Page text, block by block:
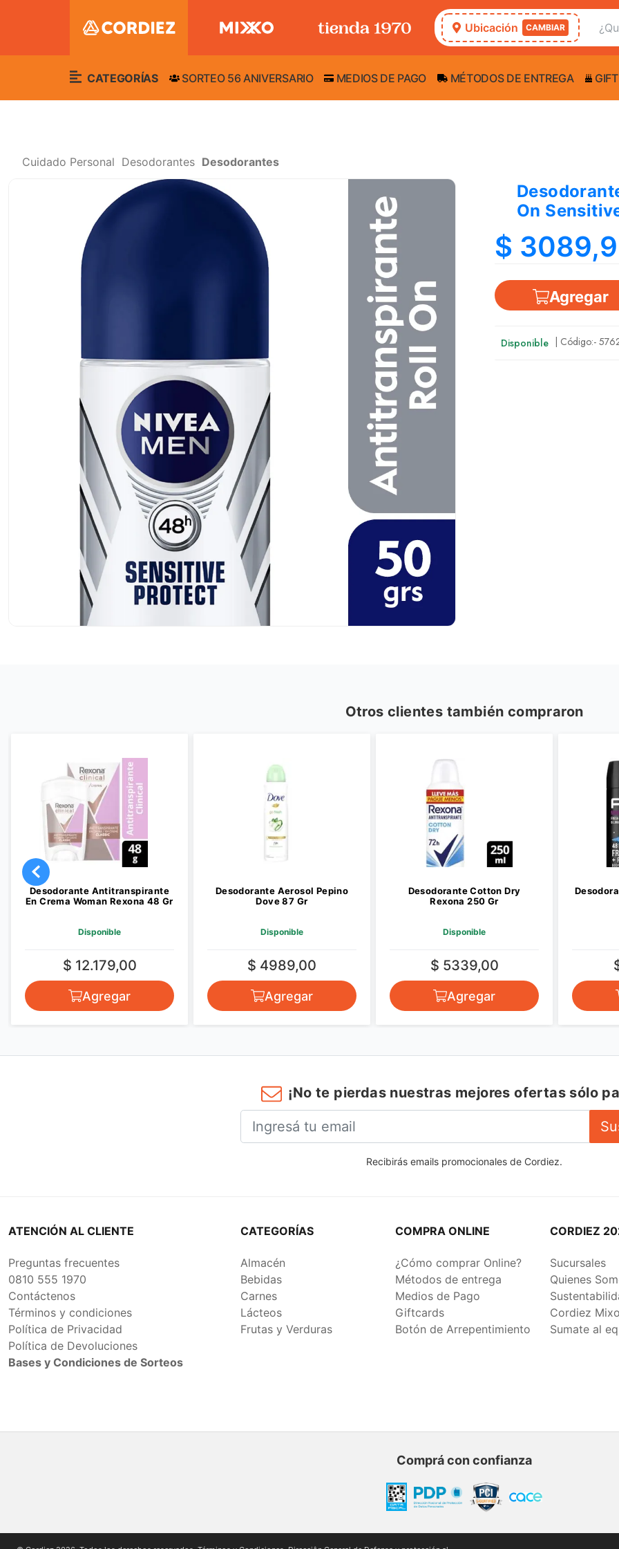
Ubicación CAMBIAR
CATEGORÍAS SORTEO 56 ANIVERSARIO MEDIOS DE PAGO MÉTODOS DE ENTREGA
Cuidado Personal Desodorantes Desodorantes
On
$
Agregar
Disponible | Código:-
Otros clientes también compraron
Desodorante Antitranspirante
En Crema Woman Rexona 48 Gr
Disponible
$ 12.179,00
Agregar
Desodorante Aerosol Pepino
Dove 87 Gr
Disponible
$ 4989,00
Agregar
Desodorante Cotton Dry
Rexona 250 Gr
Disponible
$ 5339,00
Agregar
¡No te pierdas nuestras mejores ofertas sólo
Recibirás emails promocionales de Cordiez.
ATENCIÓN AL CLIENTE
Preguntas frecuentes
0810 555 1970
Contáctenos
Términos y condiciones
Política de Privacidad
Política de Devoluciones
Bases y Condiciones de Sorteos
CATEGORÍAS
Almacén
Bebidas
Carnes
Lácteos
Frutas y Verduras
COMPRA ONLINE
¿Cómo comprar Online?
Métodos de entrega
Medios de Pago
Giftcards
Botón de Arrepentimiento
CORDIEZ
Sucursales
Quienes
Cordiez
Sumate al
Comprá con confianza